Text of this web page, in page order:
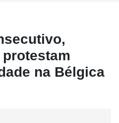
na Bélgica